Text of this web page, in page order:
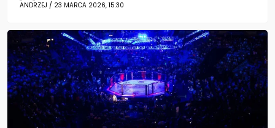
ANDRZEJ / 23 MARCA 2026, 15:30